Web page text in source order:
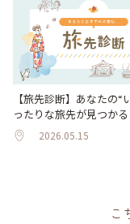
【旅先診断】あなたの“
ったりな旅先が見つか
2026.05.15
こ